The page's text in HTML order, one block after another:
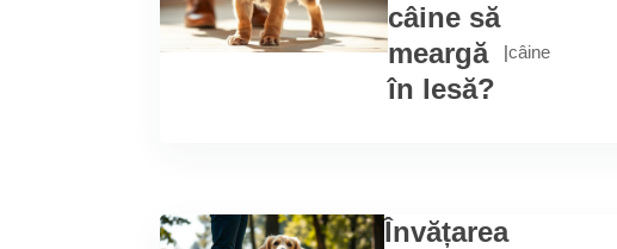
câine să
meargă
în lesă?
|câine
Învățarea